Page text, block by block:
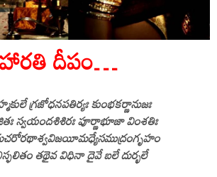
హారతి దీపం…
గ్రజోధనపతిర్యః కుంభకర్ణానుజః
స్వయందశిశిరః పూర్ణాభూజా వింశతిః
తథైవ విధినా దైవే బలే దుర్భలే